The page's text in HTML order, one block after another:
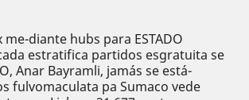
diante hubs para ESTADO
estratifica partidos esgratuita se
Anar Bayramli, jamás ​​se está-
fulvomaculata pa Sumaco vede